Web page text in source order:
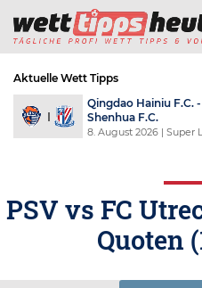
Aktuelle Wett Tipps
Qingdao Hainiu F.C.
Shenhua F.C.
8. August 2026 | Super
PSV vs FC
Quoten